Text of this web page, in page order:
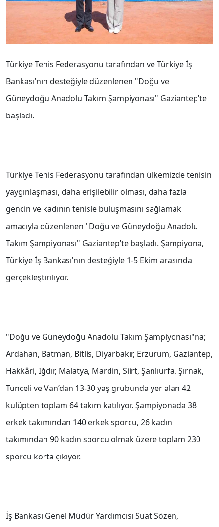
Türkiye Tenis Federasyonu tarafından ve Türkiye İş
Bankası’nın desteğiyle düzenlenen "Doğu ve
Güneydoğu Anadolu Takım Şampiyonası" Gaziantep’te
başladı.
Türkiye Tenis Federasyonu tarafından ülkemizde tenisin
yaygınlaşması, daha erişilebilir olması, daha fazla
gencin ve kadının tenisle buluşmasını sağlamak
amacıyla düzenlenen "Doğu ve Güneydoğu Anadolu
Takım Şampiyonası" Gaziantep’te başladı. Şampiyona,
Türkiye İş Bankası’nın desteğiyle 1-5 Ekim arasında
gerçekleştiriliyor.
"Doğu ve Güneydoğu Anadolu Takım Şampiyonası"na;
Ardahan, Batman, Bitlis, Diyarbakır, Erzurum, Gaziantep,
Hakkâri, Iğdır, Malatya, Mardin, Siirt, Şanlıurfa, Şırnak,
Tunceli ve Van’dan 13-30 yaş grubunda yer alan 42
kulüpten toplam 64 takım katılıyor. Şampiyonada 38
erkek takımından 140 erkek sporcu, 26 kadın
takımından 90 kadın sporcu olmak üzere toplam 230
sporcu korta çıkıyor.
İş Bankası Genel Müdür Yardımcısı Suat Sözen,